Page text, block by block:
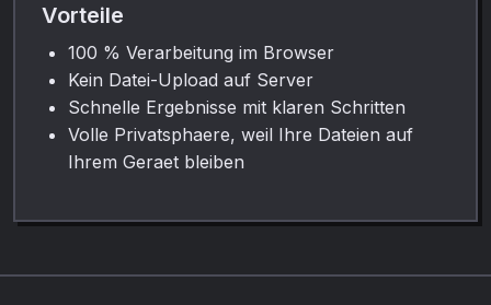
Vorteile
100 % Verarbeitung im Browser
Kein Datei-Upload auf Server
Schnelle Ergebnisse mit klaren Schritten
Volle Privatsphaere, weil Ihre Dateien auf
Ihrem Geraet bleiben